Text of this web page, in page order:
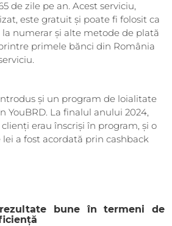
de zile pe an. Acest serviciu,
este gratuit și poate fi folosit ca
numerar și alte metode de plată
primele bănci din România
și un program de loialitate
YouBRD. La finalul anului 2024,
erau înscriși în program, și o
lei a fost acordată prin cashback
rezultate bune în termeni de